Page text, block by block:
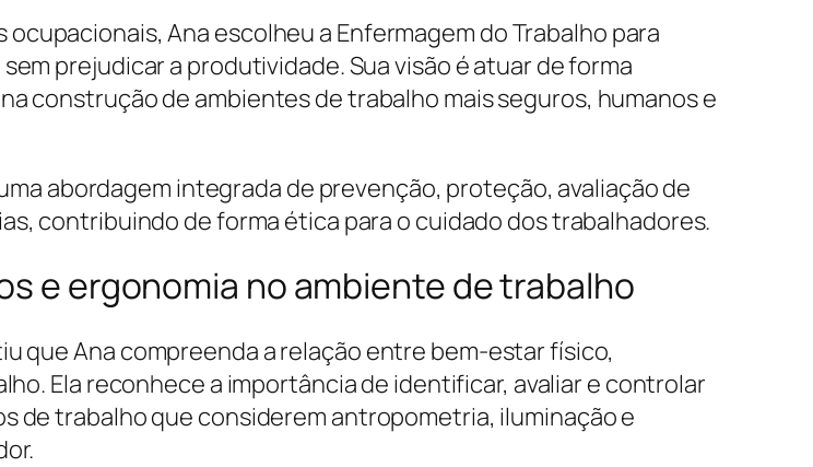
Ana escolheu a Enfermagem do Trabalho para
prejudicar a produtividade. Sua visão é atuar de forma
construção de ambientes de trabalho mais seguros, humanos e
abordagem integrada de prevenção, proteção, avaliação de
contribuindo de forma ética para o cuidado dos trabalhadores.
e ergonomia no ambiente de trabalho
que Ana compreenda a relação entre bem-estar físico,
Ela reconhece a importância de identificar, avaliar e controlar
de trabalho que considerem antropometria, iluminação e